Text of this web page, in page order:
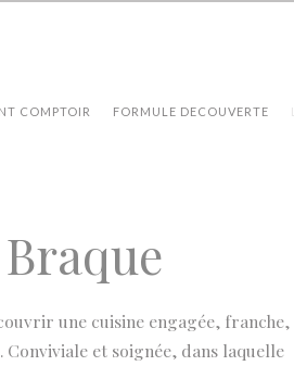
COMPTOIR FORMULE DECOUVERTE
une cuisine engagée, franche,
Conviviale et soignée, dans laquelle